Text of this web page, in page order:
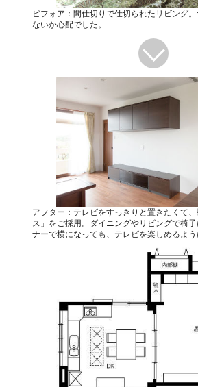
ビフォア：間仕切りで仕切られたリビング
ないか心配でした。
アフター：テレビをすっきりと置きたくて
ス」をご採用。ダイニングやリビングで椅
ナーで横になっても、テレビを楽しめるよう